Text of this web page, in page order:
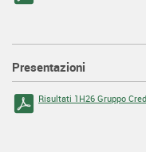
Presentazioni
Risultati 1H26 Gruppo